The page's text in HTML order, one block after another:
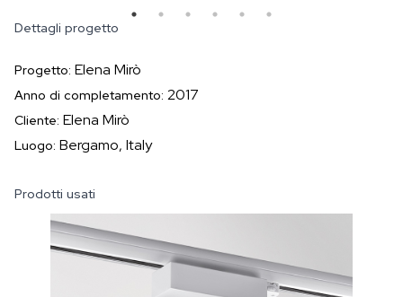
Dettagli progetto
Progetto: Elena Mirò
Anno di completamento: 2017
Cliente: Elena Mirò
Luogo: Bergamo, Italy
Prodotti usati